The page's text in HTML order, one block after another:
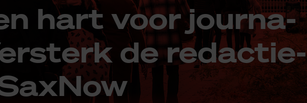
hart voor jour­na­
de re­dac­tie­